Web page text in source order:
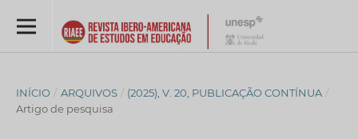
INÍCIO / ARQUIVOS / (2025), V. 20, PUBLICAÇÃO CONTÍNUA /
Artigo de pesquisa